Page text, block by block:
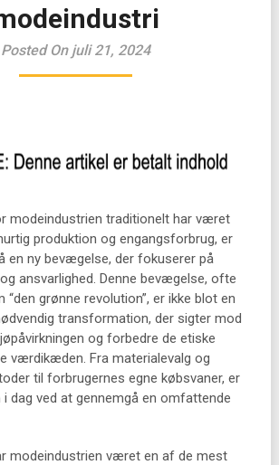
Posted On juli 21, 2024
modeindustrien traditionelt har været
produktion og engangsforbrug, er
en ny bevægelse, der fokuserer på
ansvarlighed. Denne bevægelse, ofte
grønne revolution”, er ikke blot en
transformation, der sigter mod
og forbedre de etiske
værdikæden. Fra materialevalg og
til forbrugernes egne købsvaner, er
dag ved at gennemgå en omfattende
modeindustrien været en af de mest